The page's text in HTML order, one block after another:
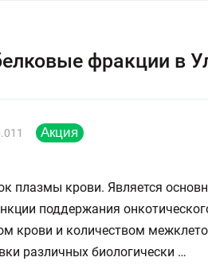
фракции в
плазмы крови. Является
поддержания
крови и количеством
различных биологически …